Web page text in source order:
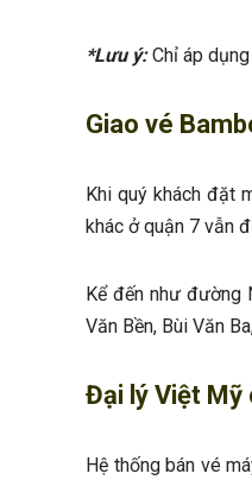
*Lưu ý:Chỉ áp dụng
Giao vé
Khi quý khách đặt
khác ở quận 7 vẫn
Kể đến như đường
Văn Bền, Bùi Văn
Đại lý Việt Mỹ
Hệ thống bán vé